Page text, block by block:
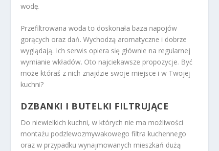
wodę.
Przefiltrowana woda to doskonała baza napojów
gorących oraz dań. Wychodzą aromatyczne i dobrze
wyglądają. Ich serwis opiera się głównie na regularnej
wymianie wkładów. Oto najciekawsze propozycje. Być
może któraś z nich znajdzie swoje miejsce i w Twojej
kuchni?
DZBANKI I BUTELKI FILTRUJĄCE
Do niewielkich kuchni, w których nie ma możliwości
montażu podzlewozmywakowego filtra kuchennego
oraz w przypadku wynajmowanych mieszkań dużą